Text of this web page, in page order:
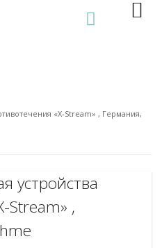
«X-Stream» , Германия,
устройства
Stream» ,